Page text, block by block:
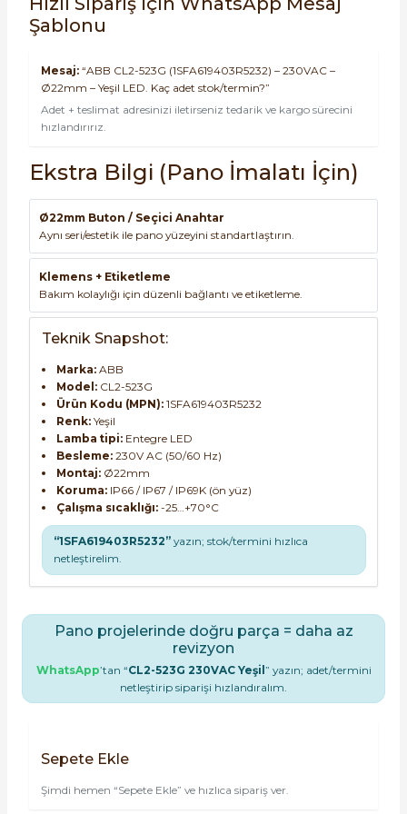
Şablonu
Mesaj:“ABB CL2-523G (1SFA619403R5232) – 230VAC –
Ø22mm – Yeşil LED. Kaç adet stok/termin?”
Adet + teslimat adresinizi iletirseniz tedarik ve kargo sürecini
hızlandırırız.
Ekstra Bilgi (Pano İmalatı İçin)
Ø22mm Buton / Seçici Anahtar
Aynı seri/estetik ile pano yüzeyini standartlaştırın.
Klemens + Etiketleme
Bakım kolaylığı için düzenli bağlantı ve etiketleme.
Teknik Snapshot:
Marka: ABB
Model: CL2-523G
Ürün Kodu (MPN): 1SFA619403R5232
Renk: Yeşil
Lamba tipi: Entegre LED
Besleme: 230V AC (50/60 Hz)
Montaj: Ø22mm
Koruma: IP66 / IP67 / IP69K (ön yüz)
Çalışma sıcaklığı: -25…+70°C
“1SFA619403R5232” yazın; stok/termini hızlıca
netleştirelim.
Pano projelerinde doğru parça = daha az
revizyon
WhatsApp’tan “CL2-523G 230VAC Yeşil” yazın; adet/termini
netleştirip siparişi hızlandıralım.
Sepete Ekle
Şimdi hemen “Sepete Ekle” ve hızlıca sipariş ver.